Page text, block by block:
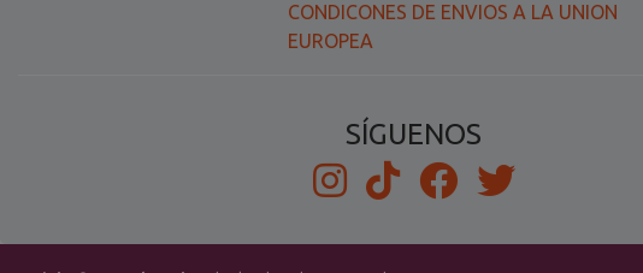
CONDICONES DE ENVIOS A LA UNION
EUROPEA
SÍGUENOS